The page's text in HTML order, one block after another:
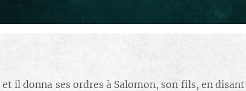
il donna ses ordres à Salomon, son fils, en disant